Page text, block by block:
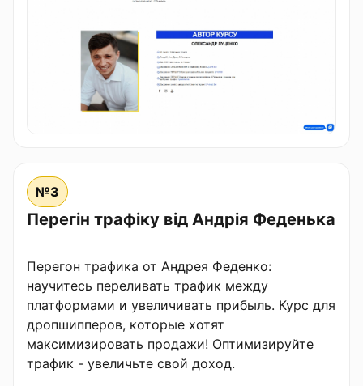
№3
Перегін трафіку від Андрія Феденька
Перегон трафика от Андрея Феденко:
научитесь переливать трафик между
платформами и увеличивать прибыль. Курс для
дропшипперов, которые хотят
максимизировать продажи! Оптимизируйте
трафик - увеличьте свой доход.